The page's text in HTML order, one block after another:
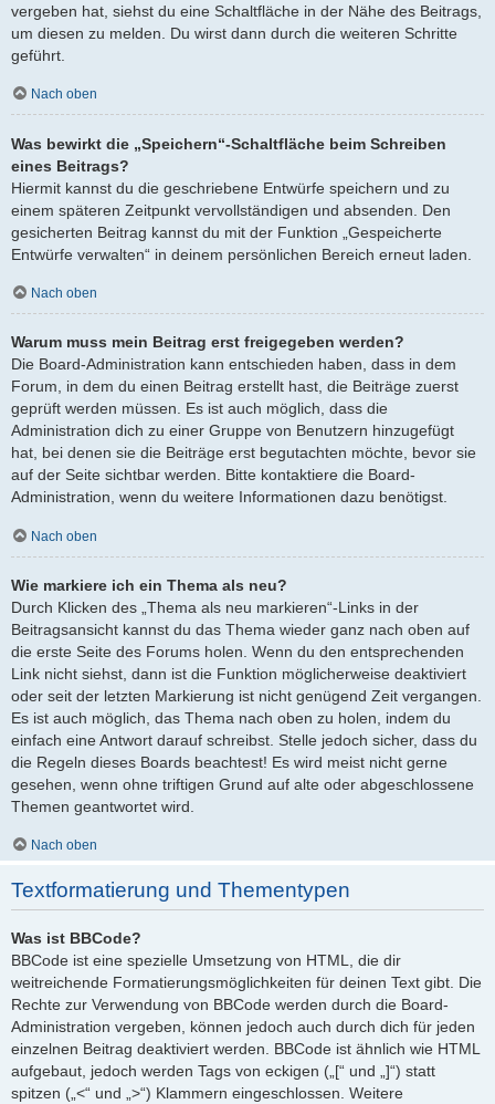
vergeben hat, siehst du eine Schaltfläche in der Nähe des Beitrags,
um diesen zu melden. Du wirst dann durch die weiteren Schritte
geführt.
Nach oben
Was bewirkt die „Speichern“-Schaltfläche beim Schreiben
eines Beitrags?
Hiermit kannst du die geschriebene Entwürfe speichern und zu
einem späteren Zeitpunkt vervollständigen und absenden. Den
gesicherten Beitrag kannst du mit der Funktion „Gespeicherte
Entwürfe verwalten“ in deinem persönlichen Bereich erneut laden.
Nach oben
Warum muss mein Beitrag erst freigegeben werden?
Die Board-Administration kann entschieden haben, dass in dem
Forum, in dem du einen Beitrag erstellt hast, die Beiträge zuerst
geprüft werden müssen. Es ist auch möglich, dass die
Administration dich zu einer Gruppe von Benutzern hinzugefügt
hat, bei denen sie die Beiträge erst begutachten möchte, bevor sie
auf der Seite sichtbar werden. Bitte kontaktiere die Board-
Administration, wenn du weitere Informationen dazu benötigst.
Nach oben
Wie markiere ich ein Thema als neu?
Durch Klicken des „Thema als neu markieren“-Links in der
Beitragsansicht kannst du das Thema wieder ganz nach oben auf
die erste Seite des Forums holen. Wenn du den entsprechenden
Link nicht siehst, dann ist die Funktion möglicherweise deaktiviert
oder seit der letzten Markierung ist nicht genügend Zeit vergangen.
Es ist auch möglich, das Thema nach oben zu holen, indem du
einfach eine Antwort darauf schreibst. Stelle jedoch sicher, dass du
die Regeln dieses Boards beachtest! Es wird meist nicht gerne
gesehen, wenn ohne triftigen Grund auf alte oder abgeschlossene
Themen geantwortet wird.
Nach oben
Textformatierung und Thementypen
Was ist BBCode?
BBCode ist eine spezielle Umsetzung von HTML, die dir
weitreichende Formatierungsmöglichkeiten für deinen Text gibt. Die
Rechte zur Verwendung von BBCode werden durch die Board-
Administration vergeben, können jedoch auch durch dich für jeden
einzelnen Beitrag deaktiviert werden. BBCode ist ähnlich wie HTML
aufgebaut, jedoch werden Tags von eckigen („[“ und „]“) statt
spitzen („<“ und „>“) Klammern eingeschlossen. Weitere